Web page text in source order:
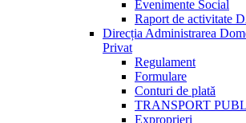
Evenimente Social
Raport de activitate
Direcția Administrarea
Privat
Regulament
Formulare
Conturi de plată
TRANSPORT
Exproprieri